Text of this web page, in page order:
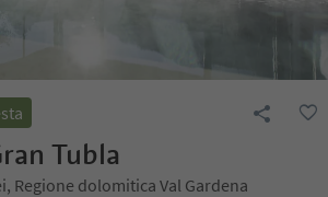
Tubla
Regione dolomitica Val Gardena